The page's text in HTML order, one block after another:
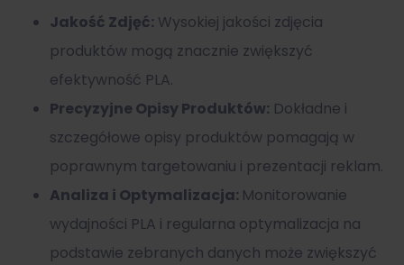
Jakość Zdjęć: Wysokiej jakości zdjęcia
produktów mogą znacznie zwiększyć
efektywność PLA.
Precyzyjne Opisy Produktów: Dokładne i
szczegółowe opisy produktów pomagają w
poprawnym targetowaniu i prezentacji reklam.
Analiza i Optymalizacja: Monitorowanie
wydajności PLA i regularna optymalizacja na
podstawie zebranych danych może zwiększyć